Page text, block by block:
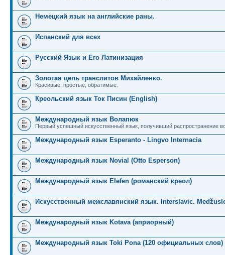
Немецкий язык на английские раны.
Испанский для всех
Русский Язык и Его Латинизация
Золотая цепь транслитов Михайленко.
Красивые, простые, обратимые.
Креольский язык Ток Писин (English)
Международный язык Волапюк
Первый успешный искусственный язык, получивший распространение
Международный язык Esperanto - Lingvo Internacia
Международный язык Novial (Otto Esperson)
Международный язык Elefen (романский креол)
Искусственный межславянский язык. Interslavic.
Международный язык Kotava (априорный)
Международный язык Toki Pona (120 официальных слов)